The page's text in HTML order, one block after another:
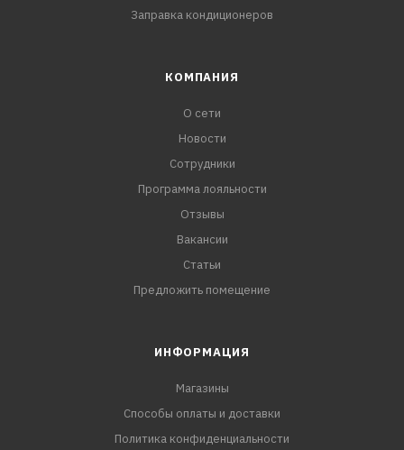
Заправка кондиционеров
КОМПАНИЯ
О сети
Новости
Сотрудники
Программа лояльности
Отзывы
Вакансии
Статьи
Предложить помещение
ИНФОРМАЦИЯ
Магазины
Способы оплаты и доставки
Политика конфиденциальности